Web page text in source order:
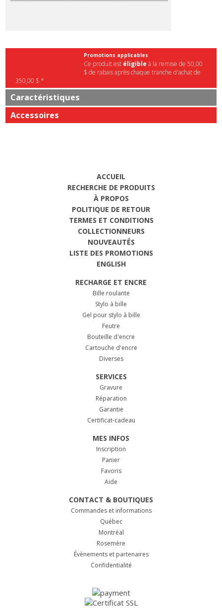
Promotions applicables
Ce produit est éligible à la remise de 50,00
$ de rabais après chaque tranche d'achat de
350,00 $.*
Caractéristiques
Accessoires
ACCUEIL
RECHERCHE DE PRODUITS
À PROPOS
POLITIQUE DE RETOUR
TERMES ET CONDITIONS
COLLECTIONNEURS
NOUVEAUTÉS
LISTE DES PROMOTIONS
ENGLISH
RECHARGE ET ENCRE
Bille roulante
Stylo à bille
Gel pour stylo à bille
Feutre
Bouteille d'encre
Cartouche d'encre
Diverses
SERVICES
Gravure
Réparation
Garantie
Certificat-cadeau
MES INFOS
Inscription
Panier
Favoris
Aide
CONTACT & BOUTIQUES
Commandes et informations
Québec
Montréal
Rosemère
Évènements et partenaires
Confidentialité